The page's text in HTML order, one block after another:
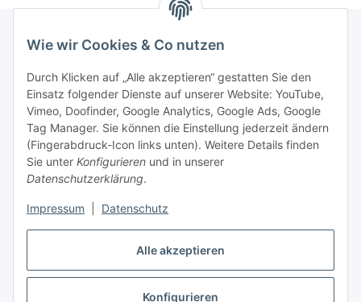
Alle akzeptieren
Konfigurieren
Wie wir Cookies & Co nutzen
Durch Klicken auf „Alle akzeptieren“ gestatten Sie den
Einsatz folgender Dienste auf unserer Website: YouTube,
Vimeo, Doofinder, Google Analytics, Google Ads, Google
Tag Manager. Sie können die Einstellung jederzeit ändern
(Fingerabdruck-Icon links unten). Weitere Details finden
Sie unter Konfigurieren und in unserer
Datenschutzerklärung.
Impressum Datenschutz
Allgemeines
Firma